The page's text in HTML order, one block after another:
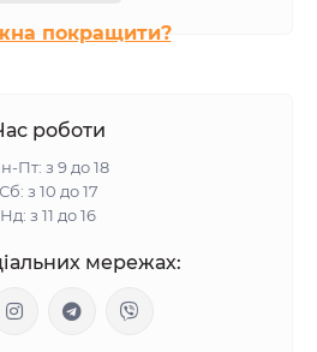
покращити?
роботи
Пт: з 9 до 18
Сб: з 10 до 17
Нд: з 11 до 16
мережах: